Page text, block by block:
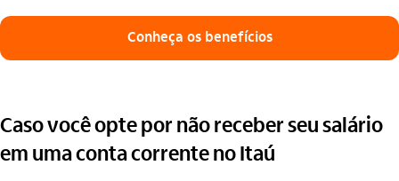
Conheça os benefícios
Caso você opte por não receber seu salário
em uma conta corrente no Itaú